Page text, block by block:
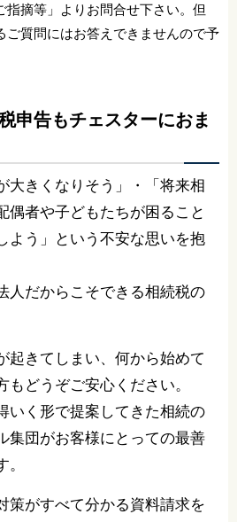
摘等」よりお問合せ下さい。但
ご質問にはお答えできませんので予
申告もチェスターにおま
大きくなりそう」・「将来相
偶者や子どもたちが困ること
よう」という不安な思いを抱
人だからこそできる相続税の
起きてしまい、何から始めて
もどうぞご安心ください。
いく形で提案してきた相続の
集団がお客様にとっての最善
策がすべて分かる資料請求を